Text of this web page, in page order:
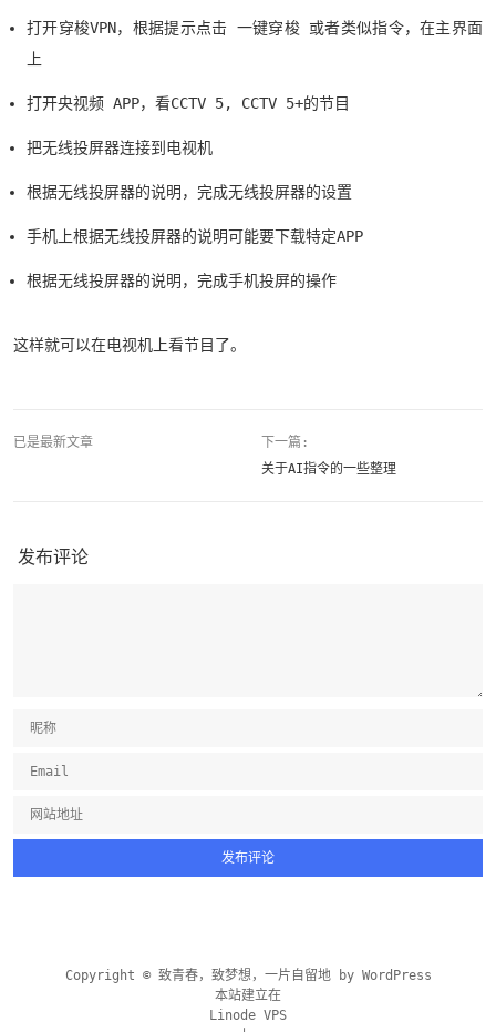
打开穿梭VPN，根据提示点击 一键穿梭 或者类似指令，在主界面
上
打开央视频 APP，看CCTV 5, CCTV 5+的节目
把无线投屏器连接到电视机
根据无线投屏器的说明，完成无线投屏器的设置
手机上根据无线投屏器的说明可能要下载特定APP
根据无线投屏器的说明，完成手机投屏的操作
这样就可以在电视机上看节目了。
已是最新文章
下一篇:
关于AI指令的一些整理
发布评论
Copyright © 致青春，致梦想，一片自留地 by WordPress
本站建立在
Linode VPS